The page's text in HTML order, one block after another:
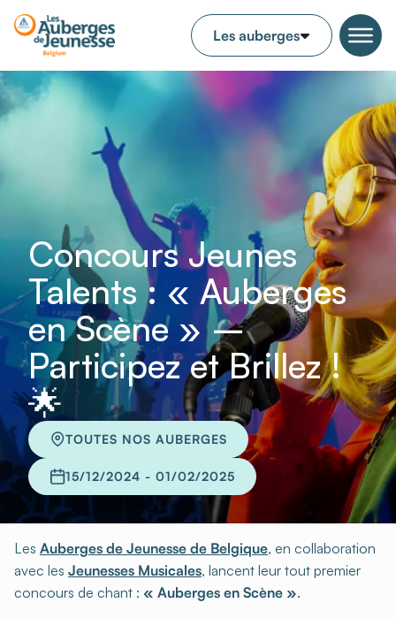
Concours Jeunes
Talents : « Auberges
en Scène » –
Participez et Brillez !
🌟
TOUTES NOS AUBERGES
15/12/2024 - 01/02/2025
Les Auberges de Jeunesse de Belgique, en collaboration
avec les Jeunesses Musicales, lancent leur tout premier
concours de chant : « Auberges en Scène ».